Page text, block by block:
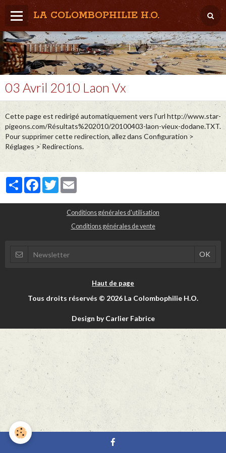
LA COLOMBOPHILIE H.O.
Home
Météo / Het weer
Lâcher / Los
Result. clubs, Provincial, (Inter)National
RFCB / KBDB
03 Avril 2010 Laon Vx
Cette page est redirigé automatiquement vers l'url http://www.star-
pigeons.com/Résultats%202010/20100403-laon-vieux-dodane.TXT.
Pour supprimer cette redirection, allez dans Configuration >
Réglages > Redirections.
PartagerFacebook
Twitter
Conditions générales d'utilisation
Conditions générales de vente
Haut de page
Tous droits réservés © 2026 La Colombophilie H.O.
Design by Carlier Fabrice